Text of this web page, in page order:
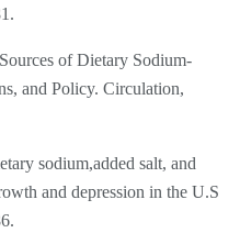
of Dietary Sodium-
and Policy. Circulation,
sodium,added salt, and
and depression in the U.S